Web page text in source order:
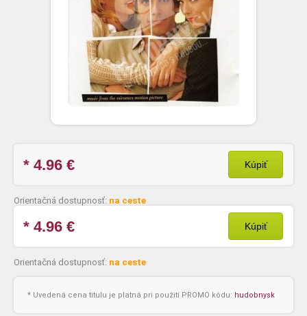
* 4.96 € Kúpiť
Orientačná dostupnosť: na ceste
* 4.96 € Kúpiť
Orientačná dostupnosť: na ceste
* Uvedená cena titulu je platná pri použití PROMO kódu: hudobnysk